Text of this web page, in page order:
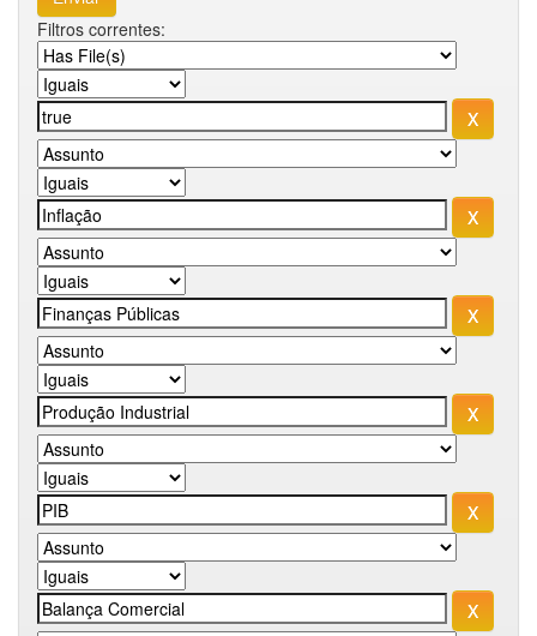
Filtros correntes: